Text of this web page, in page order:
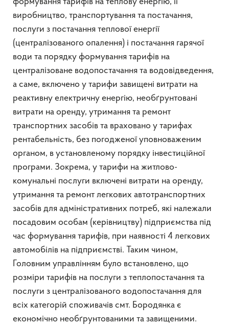
виробництво, транспортування та постачання,
послуги з постачання теплової енергії
(централізованого опалення) і постачання гарячої
води та порядку формування тарифів на
централізоване водопостачання та водовідведення,
а саме, включено у тарифи завищені витрати на
реактивну електричну енергію, необґрунтовані
витрати на оренду, утримання та ремонт
транспортних засобів та враховано у тарифах
рентабельність, без погодженої уповноваженим
органом, в установленому порядку інвестиційної
програми. Зокрема, у тарифи на житлово-
комунальні послуги включені витрати на оренду,
утримання та ремонт легкових автотранспортних
засобів для адміністративних потреб, які належали
посадовим особам (керівництву) підприємства під
час формування тарифів, при наявності 4 легкових
автомобілів на підприємстві. Таким чином,
Головним управлінням було встановлено, що
розміри тарифів на послуги з теплопостачання та
послуги з централізованого водопостачання для
всіх категорій споживачів смт. Бородянка є
економічно необґрунтованими та завищеними.